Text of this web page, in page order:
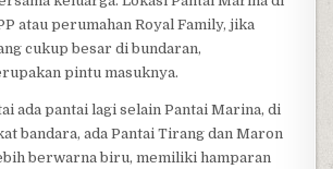
atau perumahan Royal Family, jika
cukup besar di bundaran,
pintu masuknya.
ada pantai lagi selain Pantai Marina, di
bandara, ada Pantai Tirang dan Maron
berwarna biru, memiliki hamparan